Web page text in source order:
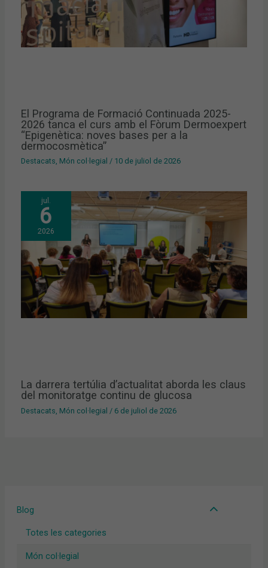
Blog
Totes les categories
Món col·legial
El Programa de Formació Continuada 2025-
2026 tanca el curs amb el Fòrum Dermoexpert
“Epigenètica: noves bases per a la
dermocosmètica”
Destacats, Món col·legial / 10 de juliol de 2026
jul.
6
2026
La darrera tertúlia d’actualitat aborda les claus
del monitoratge continu de glucosa
Destacats Món col·legial / 6 de juliol de 2026